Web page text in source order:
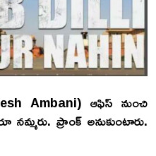
Ambani) ఆఫిస్ నుంచి
ప్రాంక్ అనుకుంటారు.